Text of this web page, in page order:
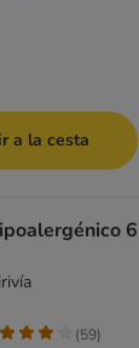
a la cesta
6
(59)